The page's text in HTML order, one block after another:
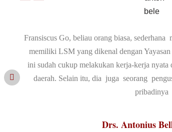
Saya mengenal baik Fransiscus Go.
besarnya. Orangnya bersahaja. Tidak
untuk memimpin. Untuk menjadi apa saja,
saya bangga, karena Frans Go telah
bukan seorang
Ir. Esthon Leyloh